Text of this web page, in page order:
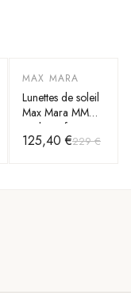
-45%
MAX MARA
Lunettes de soleil
Max Mara MM
Bridge II forme
ovale
125,40 €229 €